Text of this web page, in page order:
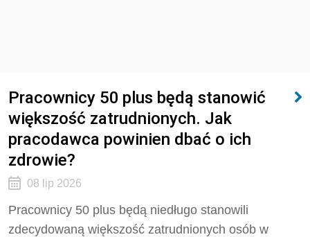
Pracownicy 50 plus będą stanowić
większość zatrudnionych. Jak
pracodawca powinien dbać o ich
zdrowie?
08 lip 2026
Pracownicy 50 plus będą niedługo stanowili
zdecydowaną większość zatrudnionych osób w